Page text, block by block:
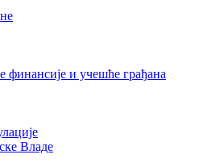
финансије и учешће грађана
Владе